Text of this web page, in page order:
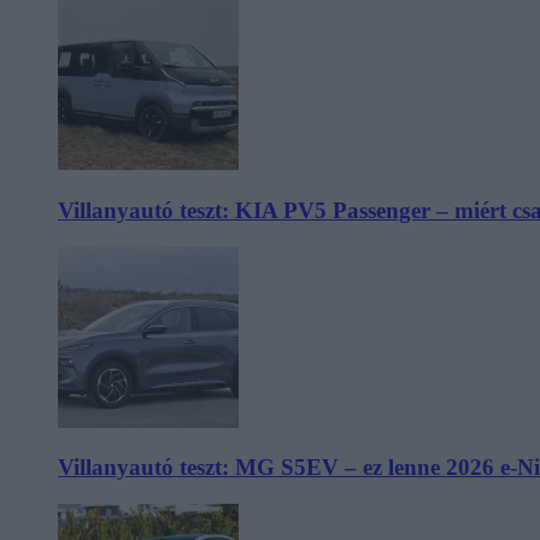
Villanyautó teszt: KIA PV5 Passenger – miért
Villanyautó teszt: MG S5EV – ez lenne 2026 e-